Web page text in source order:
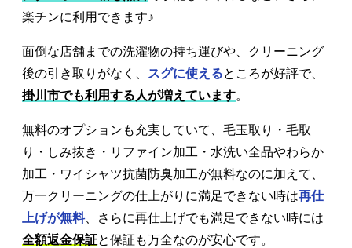
楽チンに利用できます♪
面倒な店舗までの洗濯物の持ち運びや、クリーニング
後の引き取りがなく、
スグに使えるところが好評で、
掛川市でも利用する人が増えています。
無料のオプションも充実していて、毛玉取り・毛取
り・しみ抜き・リファイン加工・水洗い全品やわらか
加工・ワイシャツ抗菌防臭加工が無料なのに加えて、
万一クリーニングの仕上がりに満足できない時は再仕
上げが無料、さらに再仕上げでも満足できない時には
全額返金保証と保証も万全なのが安心です。